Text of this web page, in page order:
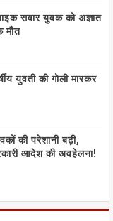
सवार युवक को अज्ञात
मौत
युवती की गोली मारकर
की परेशानी बढ़ी,
आदेश की अवहेलना!